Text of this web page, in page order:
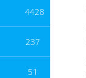
4428
237
51